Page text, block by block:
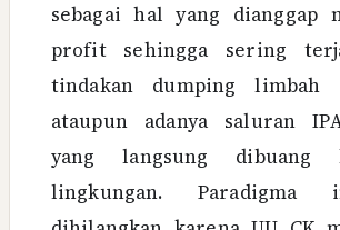
sebagai hal yang dianggap
profit sehingga sering
tindakan dumping limbah
ataupun adanya saluran
yang langsung dibuang
lingkungan.